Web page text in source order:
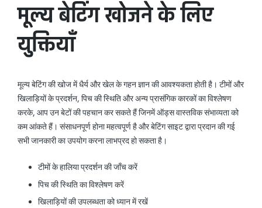
मूल्य बेटिंग खोजने के लिए
युक्तियाँ
मूल्य बेटिंग की खोज में धैर्य और खेल के गहन ज्ञान की आवश्यकता होती है। टीमों और
खिलाड़ियों के प्रदर्शन, पिच की स्थिति और अन्य प्रासंगिक कारकों का विश्लेषण
करके, आप उन बेटों की पहचान कर सकते हैं जिनमें ऑड्स वास्तविक संभाव्यता को
कम आंकते हैं। संसाधनपूर्ण होना महत्वपूर्ण है और बेटिंग साइट द्वारा प्रदान की गई
सभी जानकारी का उपयोग करना लाभप्रद हो सकता है।
टीमों के हालिया प्रदर्शन की जाँच करें
पिच की स्थिति का विश्लेषण करें
खिलाड़ियों की उपलब्धता को ध्यान में रखें